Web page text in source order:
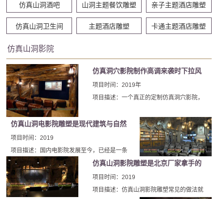
仿真山洞酒吧 山洞主题餐饮雕塑 亲子主题酒店雕塑
仿真山洞卫生间 主题酒店雕塑 卡通主题酒店雕塑
仿真山洞影院
仿真洞穴影院制作高调来袭时下拉风
的装饰风格
项目时间：2019年
项目描述：一个真正的定制仿真洞穴影院，
真洞穴影院制作专家告诉我们他的梦想是在
自己的家中建造以一个实际的洞穴为主题的
仿真洞穴影院时，我们就不会放弃对结果是
在他的新家中以一对主题丰富且令人难以置
信的特房间为基础，该概念基于一种概念，
使多年前一位伟大的冒险家在洞穴内建造的
房间具有感觉。每个岩层都有其自身的特
仿真山洞电影院雕塑是现代建筑与自然
艺术完美融合地存在
项目时间：2019
项目描述：国内电影院发展至今，已经是一条
比较成熟的产业链了。而部分装饰装修风格比
较传统的电影院也正在逐步向创意、新颖化过
度转型，比如仿真山洞电影院，以期跟上年轻
人日新月异的审美观。
仿真山洞影院雕塑是北京厂家拿手的
项目之一
项目时间：2019
项目描述：仿真山洞影院雕塑常见的做法就